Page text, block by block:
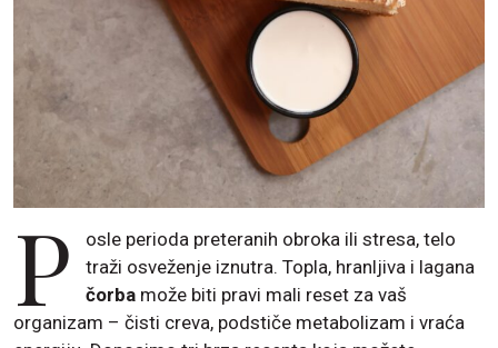
P
osle perioda preteranih obroka ili stresa, telo
traži osveženje iznutra. Topla, hranljiva i lagana
čorba može biti pravi mali reset za vaš
organizam – čisti creva, podstiče metabolizam i vraća